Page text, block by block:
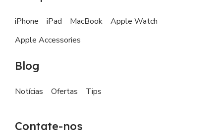
iPhone iPad MacBook
Apple Watch
Apple Accessories
Blog
Notícias Ofertas Tips
Contate-nos